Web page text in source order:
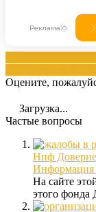
Оцените,
Загрузка...
Частые вопросы
Нпф
Информация
На сайте
этого фонда